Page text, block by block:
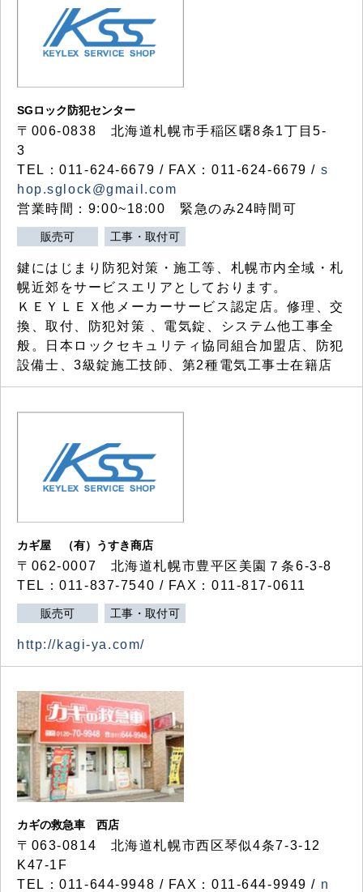
SGロック防犯センター
〒006-0838 北海道札幌市手稲区曙8条1丁目5-
3
TEL：011-624-6679 / FAX：011-624-6679 / s
hop.sglock@gmail.com
営業時間：9:00~18:00 緊急のみ24時間可
販売可 工事・取付可
鍵にはじまり防犯対策・施工等、札幌市内全域・札
幌近郊をサービスエリアとしております。
ＫＥＹＬＥＸ他メーカーサービス認定店。修理、交
換、取付、防犯対策 、電気錠、システム他工事全
般。日本ロックセキュリティ協同組合加盟店、防犯
設備士、3級錠施工技師、第2種電気工事士在籍店
カギ屋 （有）うすき商店
〒062-0007 北海道札幌市豊平区美園７条6-3-8
TEL：011-837-7540 / FAX：011-817-0611
販売可 工事・取付可
http://kagi-ya.com/
カギの救急車 西店
〒063-0814 北海道札幌市西区琴似4条7-3-12
K47-1F
TEL：011-644-9948 / FAX：011-644-9949 / n